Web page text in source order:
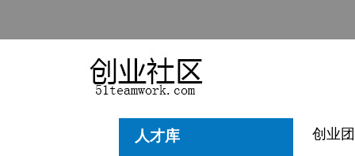
创业
人才库